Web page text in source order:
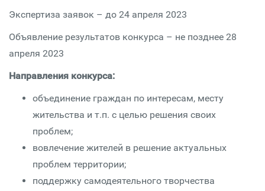
Экспертиза заявок – до 24 апреля 2023
Объявление результатов конкурса – не позднее 28
апреля 2023
Направления конкурса:
объединение граждан по интересам, месту
жительства и т.п. с целью решения своих
проблем;
вовлечение жителей в решение актуальных
проблем территории;
поддержку самодеятельного творчества